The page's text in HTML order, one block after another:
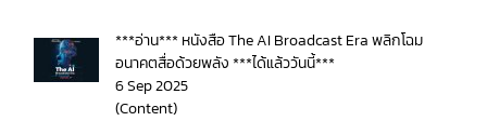
***อ่าน*** หนังสือ The AI Broadcast Era พลิกโฉม
อนาคตสื่อด้วยพลัง ***ได้แล้ววันนี้***
6 Sep 2025
(Content)